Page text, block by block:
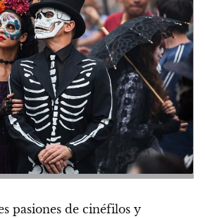
pasiones de cinéfilos y